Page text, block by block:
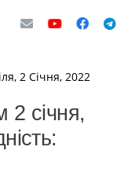
2 Січня, 2022
2 січня,